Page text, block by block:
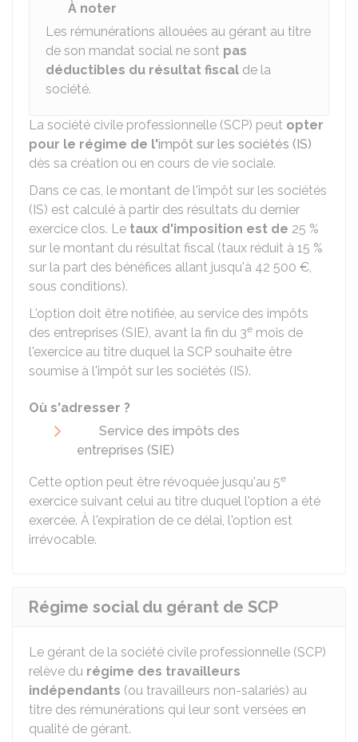
À noter
Les rémunérations allouées au gérant au titre
de son mandat social ne sont pas
déductibles du résultat fiscal de la
société.
La société civile professionnelle (SCP) peut opter
pour le régime de l'impôt sur les sociétés (IS)
dès sa création ou en cours de vie sociale.
Dans ce cas, le montant de l'impôt sur les sociétés
(IS) est calculé à partir des résultats du dernier
exercice clos. Le taux d'imposition est de 25 %
sur le montant du résultat fiscal (taux réduit à 15 %
sur la part des bénéfices allant jusqu'à 42 500 €,
sous conditions).
L'option doit être notifiée, au service des impôts
des entreprises (SIE), avant la fin du 3e mois de
l'exercice au titre duquel la SCP souhaite être
soumise à l'impôt sur les sociétés (IS).
Où s'adresser ?
Service des impôts des
entreprises (SIE)
Cette option peut être révoquée jusqu'au 5e
exercice suivant celui au titre duquel l'option a été
exercée. À l'expiration de ce délai, l'option est
irrévocable.
Régime social du gérant de SCP
Le gérant de la société civile professionnelle (SCP)
relève du régime des travailleurs
indépendants (ou travailleurs non-salariés) au
titre des rémunérations qui leur sont versées en
qualité de gérant.